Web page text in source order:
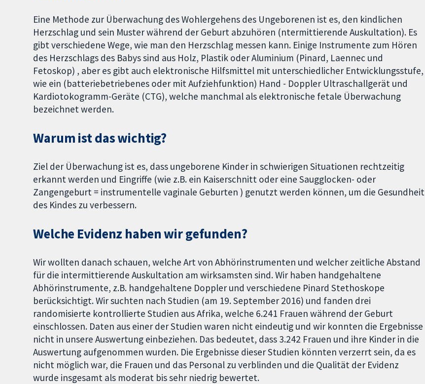
Eine Methode zur Überwachung des Wohlergehens des Ungeborenen ist es, den kindlichen
Herzschlag und sein Muster während der Geburt abzuhören (ntermittierende Auskultation). Es
gibt verschiedene Wege, wie man den Herzschlag messen kann. Einige Instrumente zum Hören
des Herzschlags des Babys sind aus Holz, Plastik oder Aluminium (Pinard, Laennec und
Fetoskop) , aber es gibt auch elektronische Hilfsmittel mit unterschiedlicher Entwicklungsstufe,
wie ein (batteriebetriebenes oder mit Aufziehfunktion) Hand - Doppler Ultraschallgerät und
Kardiotokogramm-Geräte (CTG), welche manchmal als elektronische fetale Überwachung
bezeichnet werden.
Warum ist das wichtig?
Ziel der Überwachung ist es, dass ungeborene Kinder in schwierigen Situationen rechtzeitig
erkannt werden und Eingriffe (wie z.B. ein Kaiserschnitt oder eine Saugglocken- oder
Zangengeburt = instrumentelle vaginale Geburten ) genutzt werden können, um die Gesundheit
des Kindes zu verbessern.
Welche Evidenz haben wir gefunden?
Wir wollten danach schauen, welche Art von Abhörinstrumenten und welcher zeitliche Abstand
für die intermittierende Auskultation am wirksamsten sind. Wir haben handgehaltene
Abhörinstrumente, z.B. handgehaltene Doppler und verschiedene Pinard Stethoskope
berücksichtigt. Wir suchten nach Studien (am 19. September 2016) und fanden drei
randomisierte kontrollierte Studien aus Afrika, welche 6.241 Frauen während der Geburt
einschlossen. Daten aus einer der Studien waren nicht eindeutig und wir konnten die Ergebnisse
nicht in unsere Auswertung einbeziehen. Das bedeutet, dass 3.242 Frauen und ihre Kinder in die
Auswertung aufgenommen wurden. Die Ergebnisse dieser Studien könnten verzerrt sein, da es
nicht möglich war, die Frauen und das Personal zu verblinden und die Qualität der Evidenz
wurde insgesamt als moderat bis sehr niedrig bewertet.